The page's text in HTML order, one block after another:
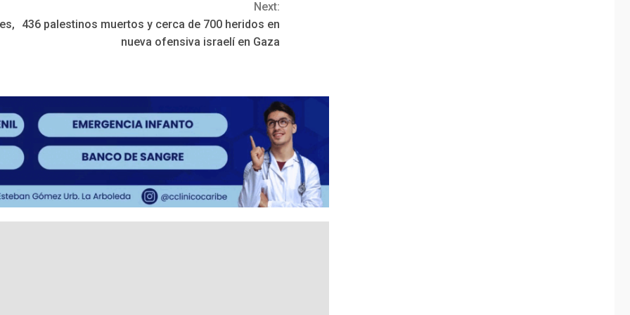
Next:
436 palestinos muertos y cerca de 700 heridos en
nueva ofensiva israelí en Gaza